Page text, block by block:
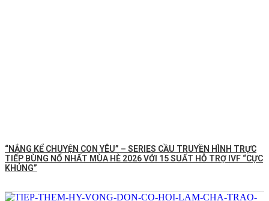
“NẮNG KỂ CHUYỆN CON YÊU” – SERIES CẦU TRUYỀN HÌNH TRỰC
TIẾP BÙNG NỔ NHẤT MÙA HÈ 2026 VỚI 15 SUẤT HỖ TRỢ IVF “CỰC
KHỦNG”